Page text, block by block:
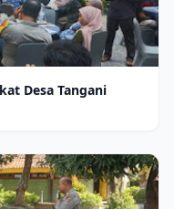
Desa Tangani